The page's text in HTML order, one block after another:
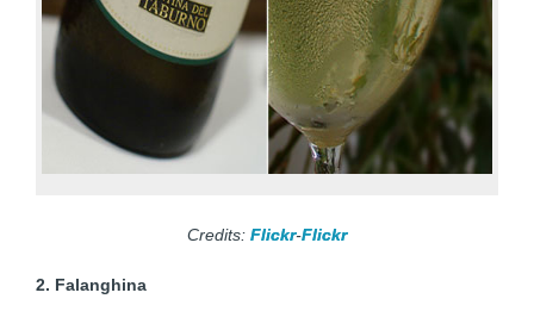
Credits: Flickr-Flickr
2. Falanghina